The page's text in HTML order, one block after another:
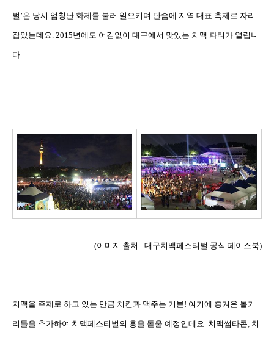
벌 ’은 당시 엄청난 화제를 불러 일으키며 단숨에 지역 대표 축제로 자리
잡았는데요. 2015년에도 어김없이 대구에서 맛있는 치맥 파티가 열립니
다.
(이미지 출처 : 대구치맥페스티벌 공식 페이스북)
치맥을 주제로 하고 있는 만큼 치킨과 맥주는 기본! 여기에 흥겨운 볼거
리들을 추가하여 치맥페스티벌의 흥을 돋울 예정인데요. 치맥썸타콘, 치